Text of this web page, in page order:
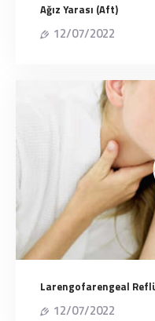
Ağız Yarası (Aft)
12/07/2022
Larengofarengeal
12/07/2022